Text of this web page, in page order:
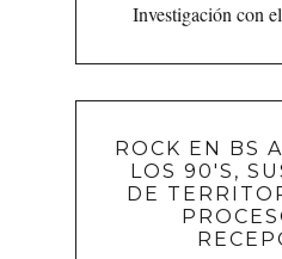
Investigación con
ROCK EN BS
LOS 90'S,
DE